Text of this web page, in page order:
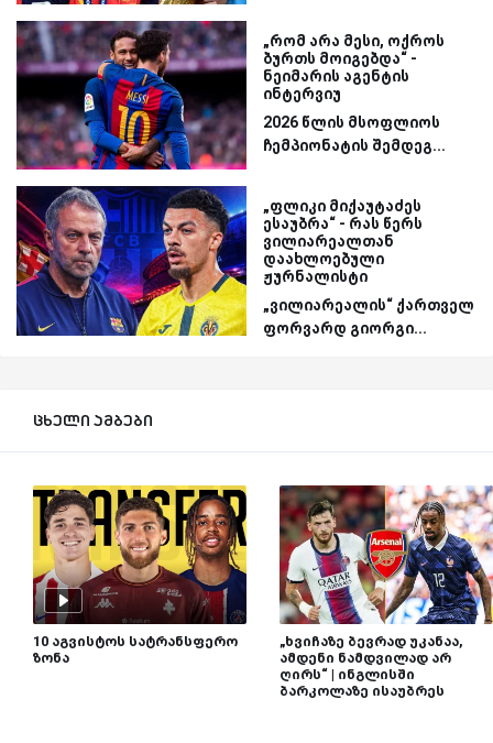
„რომ არა მესი, ოქროს
ბურთს მოიგებდა“ -
ნეიმარის აგენტის
ინტერვიუ
2026 წლის მსოფლიოს
ჩემპიონატის შემდეგ...
„ფლიკი მიქაუტაძეს
ესაუბრა“ - რას წერს
ვილიარეალთან
დაახლოებული
ჟურნალისტი
„ვილიარეალის“ ქართველ
ფორვარდ გიორგი...
ცხელი ამბები
10 აგვისტოს სატრანსფერო
ზონა
„ხვიჩაზე ბევრად უკანაა,
ამდენი ნამდვილად არ
ღირს“ | ინგლისში
ბარკოლაზე ისაუბრეს